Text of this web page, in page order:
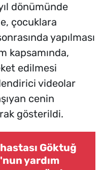
dönümünde
çocuklara
yapılması
kapsamında,
edilmesi
videolar
cenin
gösterildi.
Göktuğ
yardım